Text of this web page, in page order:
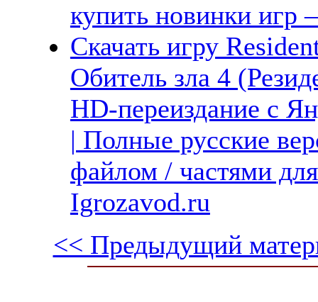
купить новинки
Скачать игру
Обитель зла 4
HD-переиздание с
| Полные русские
файлом / частями
Igrozavod.ru
<< Предыдущий